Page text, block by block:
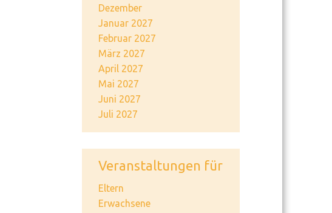
Dezember
Januar 2027
Februar 2027
März 2027
April 2027
Mai 2027
Juni 2027
Juli 2027
Veranstaltungen für
Eltern
Erwachsene